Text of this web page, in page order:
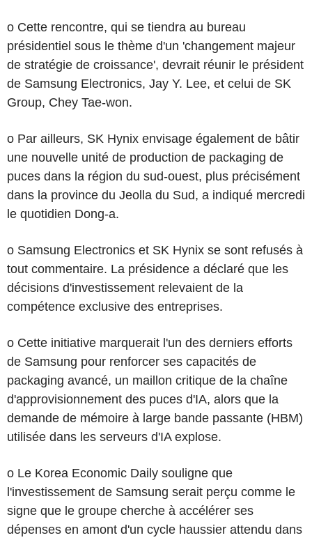
o Cette rencontre, qui se tiendra au bureau
présidentiel sous le thème d'un 'changement majeur
de stratégie de croissance', devrait réunir le président
de Samsung Electronics, Jay Y. Lee, et celui de SK
Group, Chey Tae-won.
o Par ailleurs, SK Hynix envisage également de bâtir
une nouvelle unité de production de packaging de
puces dans la région du sud-ouest, plus précisément
dans la province du Jeolla du Sud, a indiqué mercredi
le quotidien Dong-a.
o Samsung Electronics et SK Hynix se sont refusés à
tout commentaire. La présidence a déclaré que les
décisions d'investissement relevaient de la
compétence exclusive des entreprises.
o Cette initiative marquerait l'un des derniers efforts
de Samsung pour renforcer ses capacités de
packaging avancé, un maillon critique de la chaîne
d'approvisionnement des puces d'IA, alors que la
demande de mémoire à large bande passante (HBM)
utilisée dans les serveurs d'IA explose.
o Le Korea Economic Daily souligne que
l'investissement de Samsung serait perçu comme le
signe que le groupe cherche à accélérer ses
dépenses en amont d'un cycle haussier attendu dans